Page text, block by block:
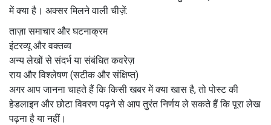
में क्या है। अक्सर मिलने वाली चीज़ें:
ताज़ा समाचार और घटनाक्रम
इंटरव्यू और वक्तव्य
अन्य लेखों से संदर्भ या संबंधित कवरेज़
राय और विश्लेषण (सटीक और संक्षिप्त)
अगर आप जानना चाहते हैं कि किसी खबर में क्या खास है, तो पोस्ट की
हेडलाइन और छोटा विवरण पढ़ने से आप तुरंत निर्णय ले सकते हैं कि पूरा लेख
पढ़ना है या नहीं।